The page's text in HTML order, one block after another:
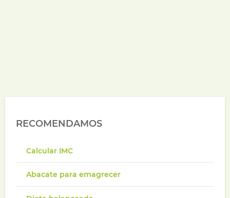
RECOMENDAMOS
Calcular IMC
Abacate para emagrecer